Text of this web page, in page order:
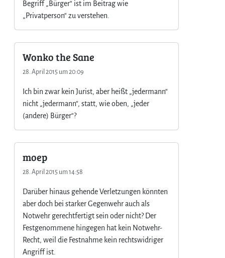
Begriff „Bürger“ ist im Beitrag wie
„Privatperson“ zu verstehen.
Wonko the Sane
28. April 2015 um 20:09
Ich bin zwar kein Jurist, aber heißt „jedermann“
nicht „jedermann“, statt, wie oben, „jeder
(andere) Bürger“?
moep
28. April 2015 um 14:58
Darüber hinaus gehende Verletzungen könnten
aber doch bei starker Gegenwehr auch als
Notwehr gerechtfertigt sein oder nicht? Der
Festgenommene hingegen hat kein Notwehr-
Recht, weil die Festnahme kein rechtswidriger
Angriff ist.